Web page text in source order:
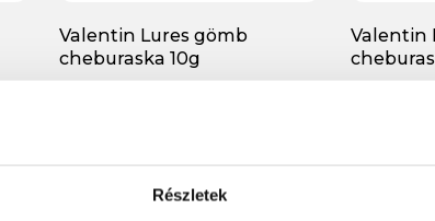
Részletek
Valentin Lures gömb
cheburaska 10g
Valentin